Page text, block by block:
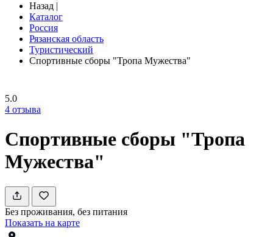
Назад |
Каталог
Россия
Рязанская область
Туристический
Спортивные сборы "Тропа Мужества"
5.0
4 отзыва
Спортивные сборы "Тропа
Мужества"
Без проживания, без питания
Показать на карте